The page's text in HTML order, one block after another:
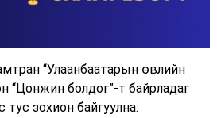
“Улаанбаатарын өвлийн
“Цонжин болдог”-т байрладаг
зохион байгуулна.